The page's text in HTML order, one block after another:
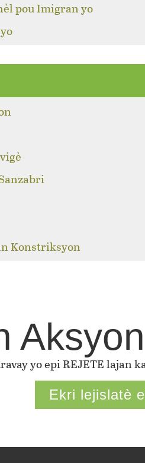
pou Imigran yo
Konstriksyon
yo epi REJETE
Ekri lejislatè